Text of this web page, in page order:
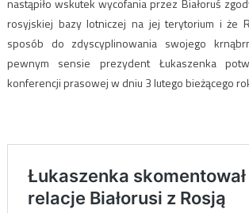
nastąpiło wskutek wycofania przez Białoruś
rosyjskiej bazy lotniczej na jej terytorium i że
sposób do zdyscyplinowania swojego
pewnym sensie prezydent Łukaszenka
konferencji prasowej w dniu 3 lutego bieżącego